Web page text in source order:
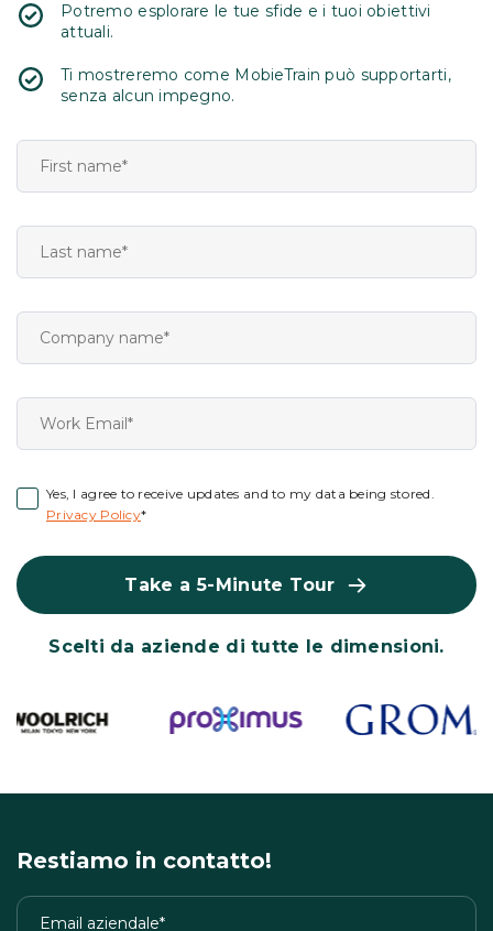
Potremo esplorare le tue sfide e i tuoi obiettivi
attuali.
Ti mostreremo come MobieTrain può supportarti,
senza alcun impegno.
Yes, I agree to receive updates and to my data being stored.
Privacy Policy*
Take a 5-Minute Tour
Scelti da aziende di tutte le dimensioni.
Restiamo in contatto!